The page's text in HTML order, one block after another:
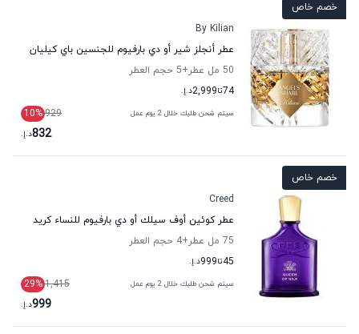
خصم خاص
By Kilian
عطر أنجلز شير أو دي بارفيوم للجنسين باي كيليان
50 مل عطر
+5
حجم العطر
74تا2,999د.إ.
سيتم شحن طلبك خلال 2 يوم عمل 929
10%
832د.إ.
خصم خاص
Creed
عطر كوئين أوف سيلك أو دي بارفيوم للنساء كريد
75 مل عطر
+4
حجم العطر
45تا999د.إ.
سيتم شحن طلبك خلال 2 يوم عمل 1,415
29%
999د.إ.